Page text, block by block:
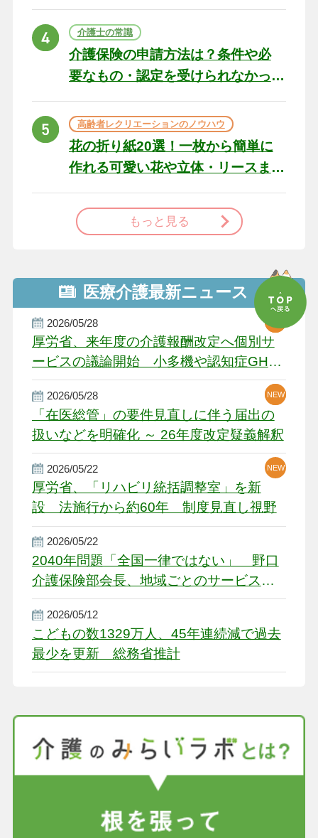
ト
介護士の常識
介護保険の申請方法は？条件や必
要なもの・認定を受けられなかっ
高齢者レクリエーションのノウハウ
花の折り紙20選！一枚から簡単に
作れる可愛い花や立体・リースま
もっと見る
医療介護最新ニュース
2026/05/28
厚労省、来年度の介護報酬改定へ個別サ
ービスの議論開始 小多機や認知症GH、
厳しい経営環境に危機感
2026/05/28
「在医総管」の要件見直しに伴う届出の
扱いなどを明確化 ～ 26年度改定疑義解釈
NEW
NEW
2026/05/22
厚労省、「リハビリ統括調整室」を新
設 法施行から約60年 制度見直し視野
NEW
2026/05/22
2040年問題「全国一律ではない」 野口
介護保険部会長、地域ごとのサービス基
盤整備を促す
2026/05/12
こどもの数1329万人、45年連続減で過去
最少を更新 総務省推計